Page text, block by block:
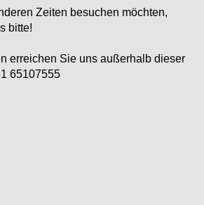
Zeiten besuchen möchten,
bitte!
erreichen Sie uns außerhalb dieser
65107555